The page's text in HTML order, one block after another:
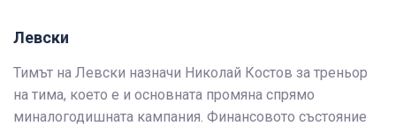
Левски
Тимът на Левски назначи Николай Костов за треньор
на тима, което е и основната промяна спрямо
миналогодишната кампания. Финансовото състояние